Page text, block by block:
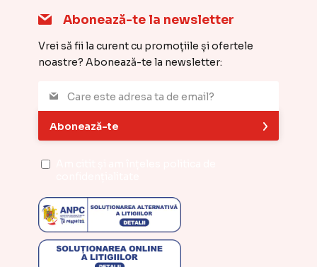
Abonează-te la newsletter
Vrei să fii la curent cu promoțiile și ofertele
noastre? Abonează-te la newsletter:
Abonează-te